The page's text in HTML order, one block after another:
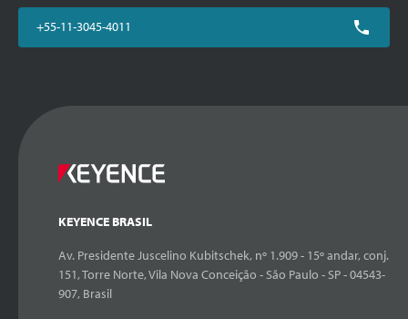
+55-11-3045-4011
KEYENCE BRASIL
Av. Presidente Juscelino Kubitschek, nº 1.909 - 15º andar, conj.
151, Torre Norte, Vila Nova Conceição - São Paulo - SP - 04543-
907, Brasil